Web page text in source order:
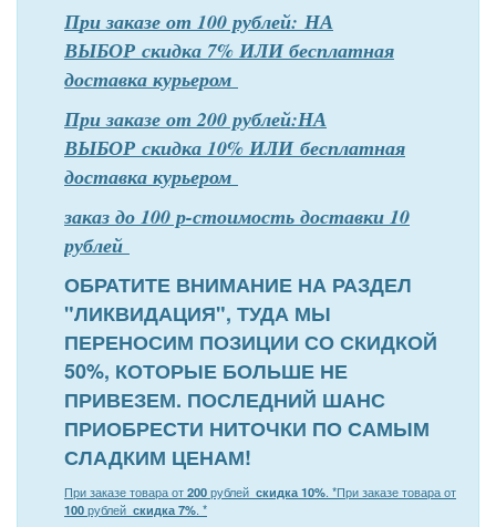
При заказе от 100 рублей: НА
ВЫБОР скидка 7% ИЛИ бесплатная
доставка курьером
При заказе от 200 рублей:НА
ВЫБОР скидка 10% ИЛИ бесплатная
доставка курьером
заказ до 100 р-стоимость доставки 10
рублей
ОБРАТИТЕ ВНИМАНИЕ НА РАЗДЕЛ
"ЛИКВИДАЦИЯ", ТУДА МЫ
ПЕРЕНОСИМ ПОЗИЦИИ СО СКИДКОЙ
50%, КОТОРЫЕ БОЛЬШЕ НЕ
ПРИВЕЗЕМ. ПОСЛЕДНИЙ ШАНС
ПРИОБРЕСТИ НИТОЧКИ ПО САМЫМ
СЛАДКИМ ЦЕНАМ!
При заказе товара от200рублей скидка 10%. *При заказе товара от
100рублей скидка 7%. *